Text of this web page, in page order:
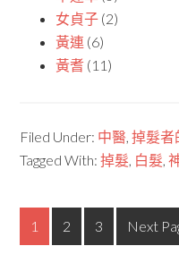
女貞子 (2)
黃連 (6)
黃耆 (11)
Filed Under: 中醫,掉髮者
Tagged With:掉髮, 白髮,
1 2 3 Next